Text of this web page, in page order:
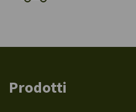
Prodotti